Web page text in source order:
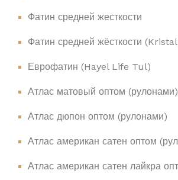
Фатин средней жесткости
Фатин средней жёсткости
Еврофатин (Hayel Life Tul)
Атлас матовый оптом (рулонами)
Атлас дюпон оптом (рулонами)
Атлас американ сатен оптом
Атлас американ сатен лайкра